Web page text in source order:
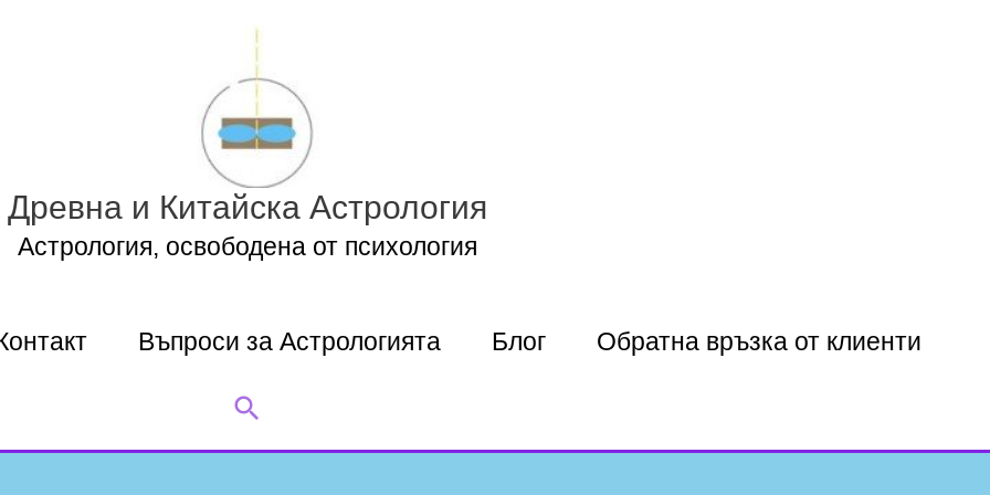
Древна и Китайска Астрология
Астрология, освободена от психология
Въпроси за Астрологията Блог Обратна връзка от клиенти
Search